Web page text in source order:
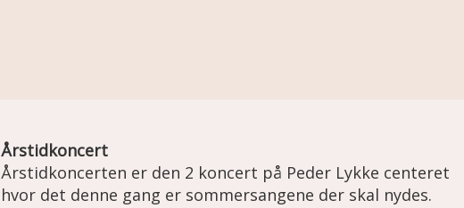
Årstidkoncert
Årstidkoncerten er den 2 koncert på Peder Lykke centeret
hvor det denne gang er sommersangene der skal nydes.